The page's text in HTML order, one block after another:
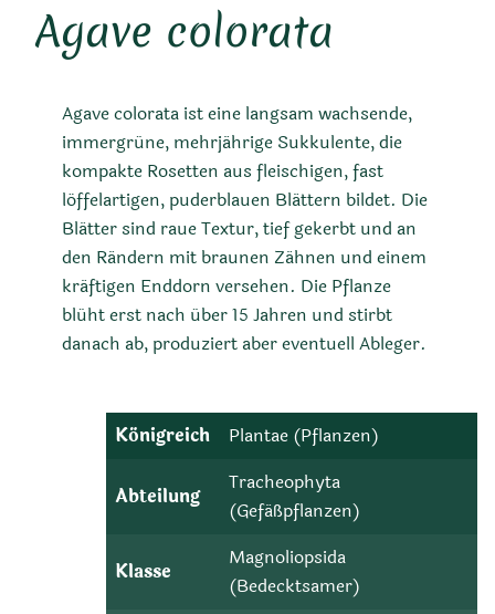
Agave colorata
Agave colorata ist eine langsam wachsende,
immergrüne, mehrjährige Sukkulente, die
kompakte Rosetten aus fleischigen, fast
löffelartigen, puderblauen Blättern bildet. Die
Blätter sind raue Textur, tief gekerbt und an
den Rändern mit braunen Zähnen und einem
kräftigen Enddorn versehen. Die Pflanze
blüht erst nach über 15 Jahren und stirbt
danach ab, produziert aber eventuell Ableger.
Königreich Plantae (Pflanzen)
Abteilung
Tracheophyta
(Gefäßpflanzen)
Klasse
Magnoliopsida
(Bedecktsamer)